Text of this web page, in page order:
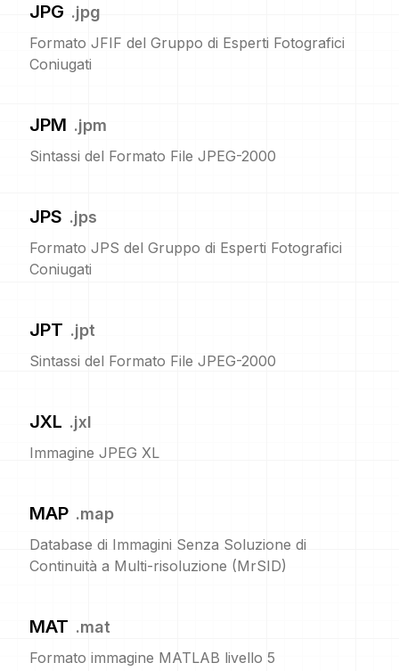
JPG .jpg
Formato JFIF del Gruppo di Esperti Fotografici
Coniugati
JPM .jpm
Sintassi del Formato File JPEG-2000
JPS .jps
Formato JPS del Gruppo di Esperti Fotografici
Coniugati
JPT .jpt
Sintassi del Formato File JPEG-2000
JXL .jxl
Immagine JPEG XL
MAP .map
Database di Immagini Senza Soluzione di
Continuità a Multi-risoluzione (MrSID)
MAT .mat
Formato immagine MATLAB livello 5